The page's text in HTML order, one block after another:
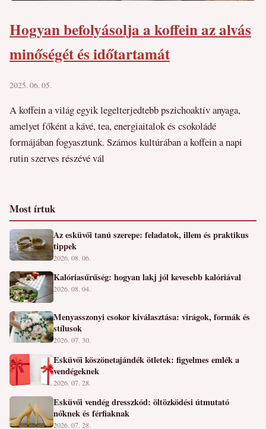
Hogyan befolyásolja a koffein az alvás
minőségét és időtartamát
2025. 06. 05.
A koffein a világ egyik legelterjedtebb pszichoaktív anyaga,
amelyet főként a kávé, tea, energiaitalok és csokoládé
formájában fogyasztunk. Számos kultúrában a koffein a napi
rutin szerves részévé vál
Most írtuk
Az esküvői tanú szerepe: feladatok, illem és praktikus
tippek
2026. 08. 06.
Kalóriasűrűség: hogyan lakj jól kevesebb kalóriával
2026. 08. 04.
Menyasszonyi csokor kiválasztása: virágok, formák és
stílusok
2026. 07. 30.
Esküvői köszönetajándék ötletek: figyelmes emlék a
vendégeknek
2026. 07. 28.
Esküvői vendég dresszkód: öltözködési útmutató
nőknek és férfiaknak
2026. 07. 28.